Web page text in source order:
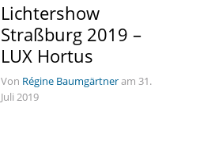
Lichtershow
Straßburg 2019 –
LUX Hortus
Von Régine Baumgärtneram 31.
Juli 2019